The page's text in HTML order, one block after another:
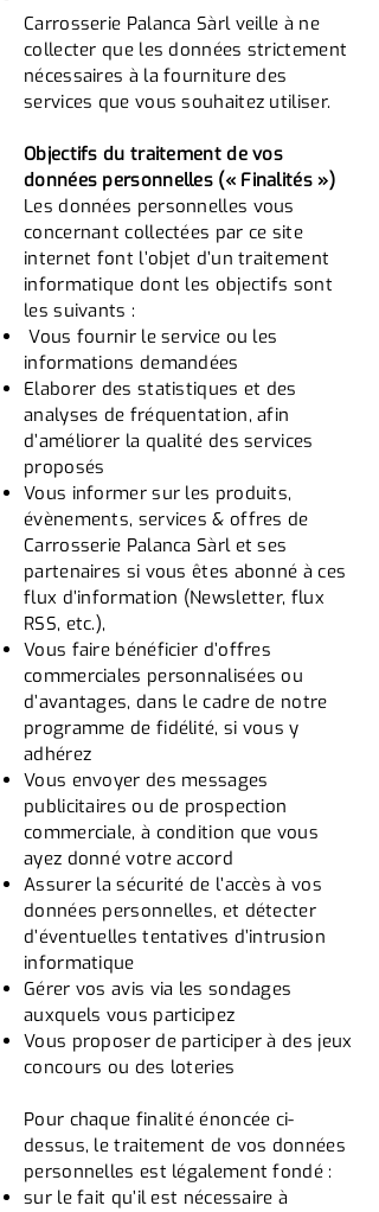
Carrosserie Palanca Sàrl veille à ne
collecter que les données strictement
nécessaires à la fourniture des
services que vous souhaitez utiliser.
Objectifs du traitement de vos
données personnelles (« Finalités »)
Les données personnelles vous
concernant collectées par ce site
internet font l’objet d’un traitement
informatique dont les objectifs sont
les suivants :
Vous fournir le service ou les
informations demandées
Elaborer des statistiques et des
analyses de fréquentation, afin
d’améliorer la qualité des services
proposés
Vous informer sur les produits,
évènements, services & offres de
Carrosserie Palanca Sàrl et ses
partenaires si vous êtes abonné à ces
flux d’information (Newsletter, flux
RSS, etc.),
Vous faire bénéficier d’offres
commerciales personnalisées ou
d’avantages, dans le cadre de notre
programme de fidélité, si vous y
adhérez
Vous envoyer des messages
publicitaires ou de prospection
commerciale, à condition que vous
ayez donné votre accord
Assurer la sécurité de l’accès à vos
données personnelles, et détecter
d’éventuelles tentatives d’intrusion
informatique
Gérer vos avis via les sondages
auxquels vous participez
Vous proposer de participer à des jeux
concours ou des loteries
Pour chaque finalité énoncée ci-
dessus, le traitement de vos données
personnelles est légalement fondé :
sur le fait qu’il est nécessaire à